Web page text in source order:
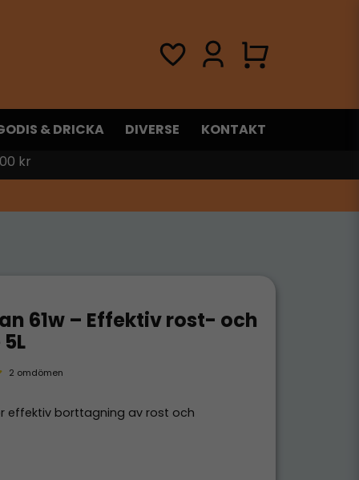
& DRICKA DIVERSE
KONTAKT
kr
61w – Effektiv rost- och
2 omdömen
effektiv borttagning av rost och